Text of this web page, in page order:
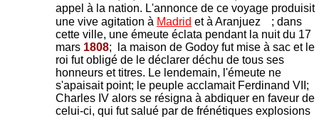
appel à la nation. L'annonce de ce voyage produisit
une vive agitation à Madrid et à Aranjuez
; dans
cette ville, une émeute éclata pendant la nuit du 17
mars 1808; la maison de Godoy fut mise à sac et le
roi fut obligé de le déclarer déchu de tous ses
honneurs et titres. Le lendemain, l'émeute ne
s'apaisait point; le peuple acclamait Ferdinand VII;
Charles IV alors se résigna à abdiquer en faveur de
celui-ci, qui fut salué par de frénétiques explosions